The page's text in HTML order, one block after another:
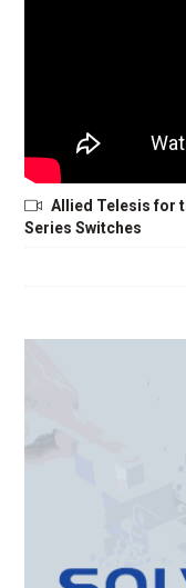
Allied Telesis for
Series Switches